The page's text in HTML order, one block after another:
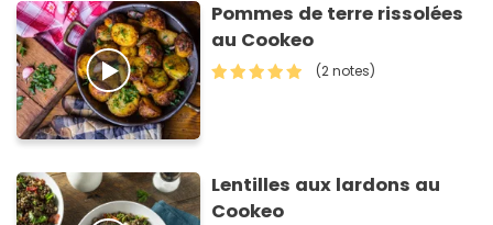
Pommes de terre rissolées
au Cookeo
(2 notes)
Lentilles aux lardons au
Cookeo